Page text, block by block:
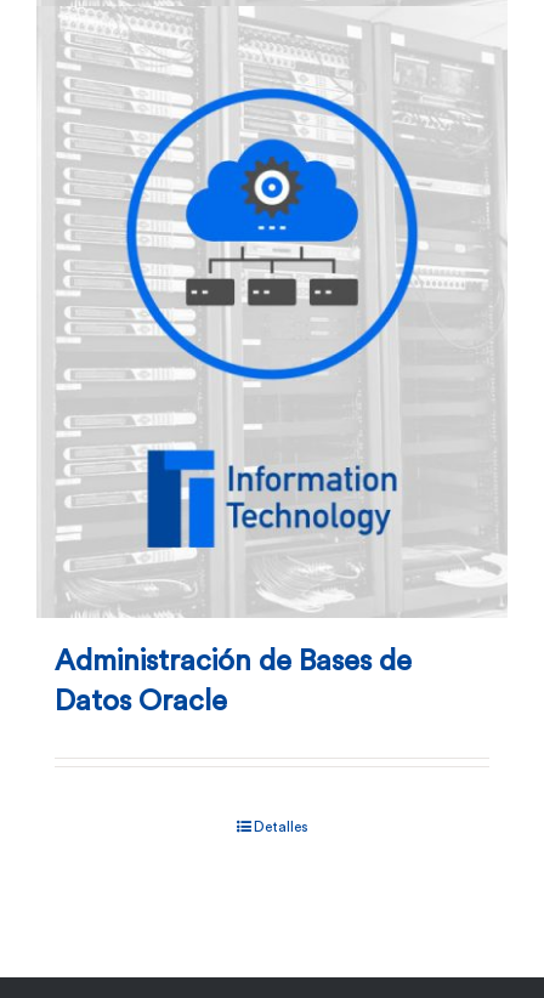
Administración de Bases de
Datos Oracle
Detalles